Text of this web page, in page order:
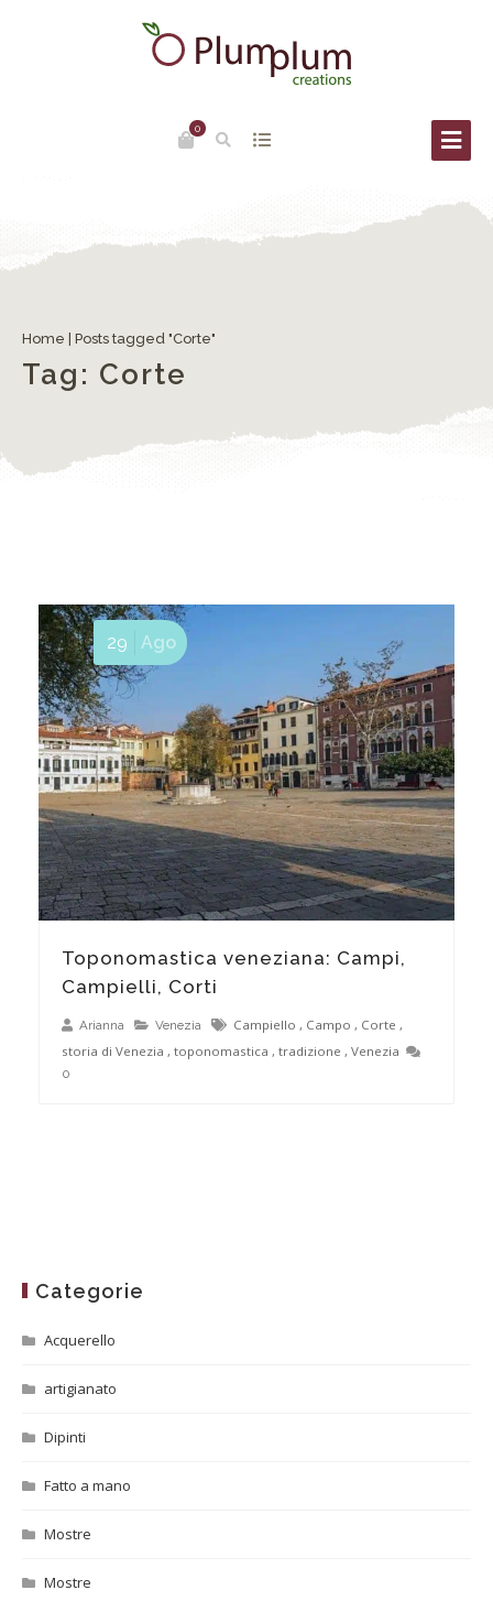
0
Home Posts tagged "Corte"
Tag: Corte
Toponomastica veneziana: Campi,
Campielli, Corti
Arianna Venezia Campiello , Campo , Corte ,
storia di Venezia , toponomastica , tradizione , Venezia
0
29 Ago
Categorie
Acquerello
artigianato
Dipinti
Fatto a mano
Mostre
Mostre